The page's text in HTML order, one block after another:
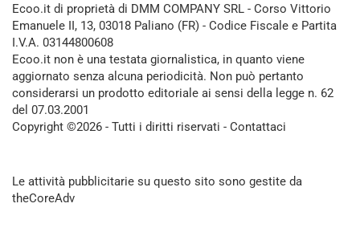
Ecoo.it di proprietà di DMM COMPANY SRL - Corso Vittorio
Emanuele II, 13, 03018 Paliano (FR) - Codice Fiscale e Partita
I.V.A. 03144800608
Ecoo.it non è una testata giornalistica, in quanto viene
aggiornato senza alcuna periodicità. Non può pertanto
considerarsi un prodotto editoriale ai sensi della legge n. 62
del 07.03.2001
Copyright ©2026 - Tutti i diritti riservati - Contattaci
Le attività pubblicitarie su questo sito sono gestite da
theCoreAdv